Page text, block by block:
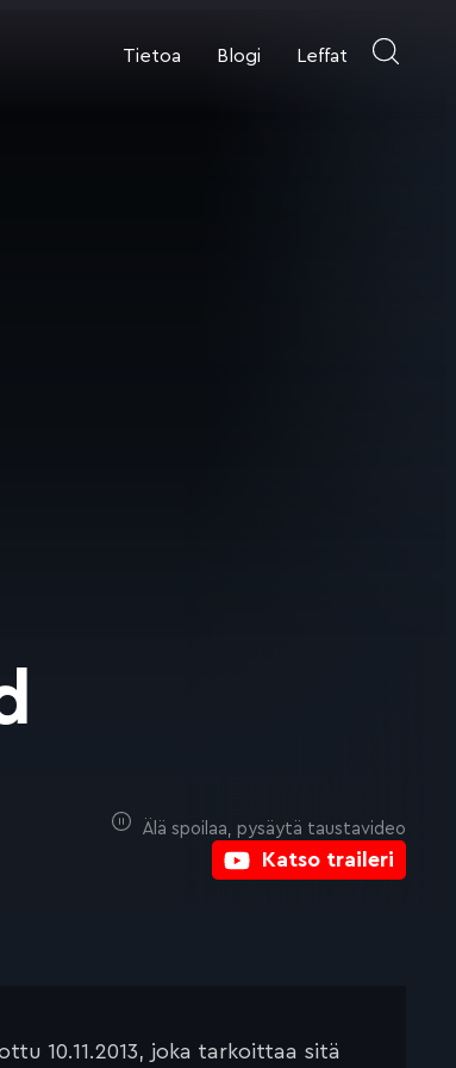
Tietoa Blogi Leffat
Katso traileri
Älä spoilaa, pysäytä taustavideo
10.11.2013, joka tarkoittaa sitä